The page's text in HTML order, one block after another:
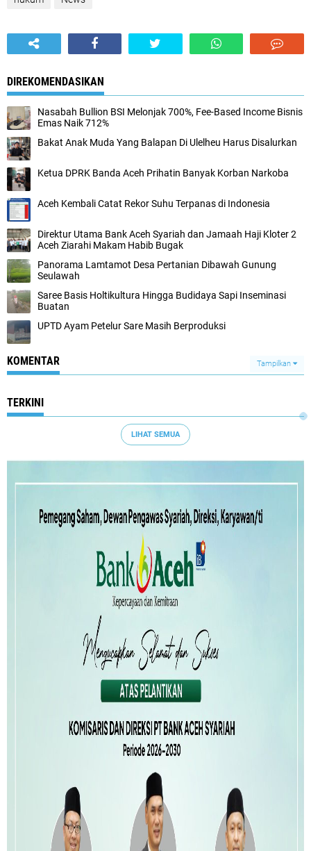
DIREKOMENDASIKAN
Nasabah Bullion BSI Melonjak 700%, Fee-Based Income Bisnis
Emas Naik 712%
Bakat Anak Muda Yang Balapan Di Ulelheu Harus Disalurkan
Ketua DPRK Banda Aceh Prihatin Banyak Korban Narkoba
Aceh Kembali Catat Rekor Suhu Terpanas di Indonesia
Direktur Utama Bank Aceh Syariah dan Jamaah Haji Kloter 2
Aceh Ziarahi Makam Habib Bugak
Panorama Lamtamot Desa Pertanian Dibawah Gunung
Seulawah
Saree Basis Holtikultura Hingga Budidaya Sapi Inseminasi
Buatan
UPTD Ayam Petelur Sare Masih Berproduksi
KOMENTAR Tampilkan
TERKINI
LIHAT SEMUA